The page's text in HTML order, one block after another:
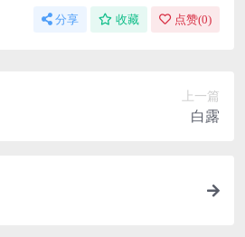
分享 收藏 点赞(0)
上一篇
白露